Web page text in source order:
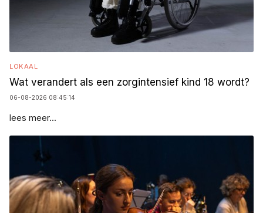
LOKAAL
Wat verandert als een zorgintensief kind 18 wordt?
06-08-2026 08:45:14
lees meer...